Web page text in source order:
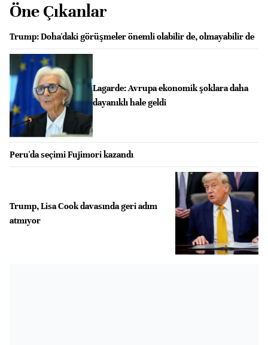
Öne Çıkanlar
Trump: Doha'daki görüşmeler önemli olabilir de, olmayabilir de
Lagarde: Avrupa ekonomik şoklara daha
dayanıklı hale geldi
Peru'da seçimi Fujimori kazandı
Trump, Lisa Cook davasında geri adım
atmıyor